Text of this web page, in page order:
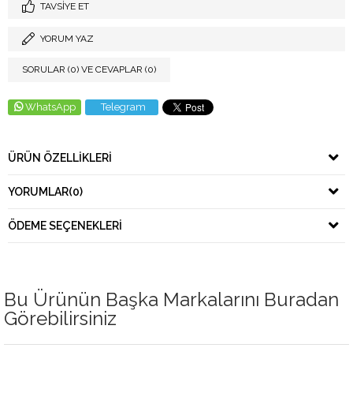
TAVSIYE ET
YORUM YAZ
SORULAR (0) VE CEVAPLAR (0)
WhatsApp Telegram
ÜRÜN ÖZELLIKLERI
YORUMLAR(0)
ÖDEME SEÇENEKLERI
Bu Ürünün Başka Markalarını Buradan
Görebilirsiniz